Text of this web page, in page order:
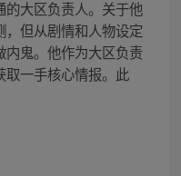
的大区负责人。关于他
但从剧情和人物设定
内鬼。他作为大区负责
取一手核心情报。此